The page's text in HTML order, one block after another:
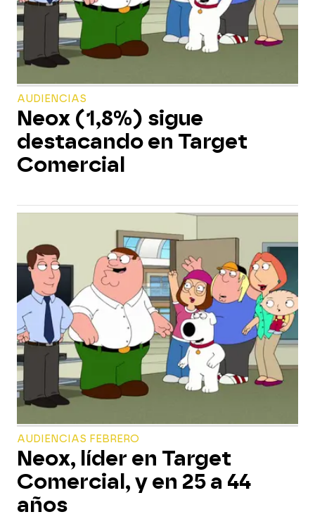
AUDIENCIAS
Neox (1,8%) sigue
destacando en Target
Comercial
AUDIENCIAS FEBRERO
Neox, líder en Target
Comercial, y en 25 a 44
años